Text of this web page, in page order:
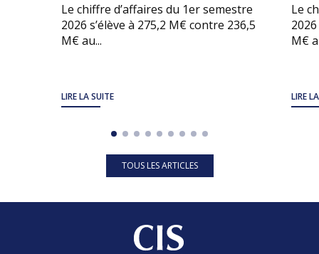
Le chiffre d’affaires du 1er semestre
2026 s’élève à 275,2 M€ contre 236,5
M€ au...
LIRE LA SUITE
Le
M€
LIRE
TOUS LES ARTICLES